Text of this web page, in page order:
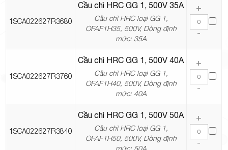
1SCA022627R3680
Cầu chì HRC GG 1, 500V 35A
Cầu chì HRC loại GG 1,
OFAF1H35, 500V, Dòng định
mức: 35A
+
-
1SCA022627R3760
Cầu chì HRC GG 1, 500V 40A
Cầu chì HRC loại GG 1,
OFAF1H40, 500V, Dòng định
mức: 40A
+
-
1SCA022627R3840
Cầu chì HRC GG 1, 500V 50A
Cầu chì HRC loại GG 1,
OFAF1H50, 500V, Dòng định
+
-